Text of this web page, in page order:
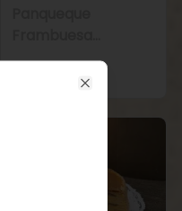
Maracuyá